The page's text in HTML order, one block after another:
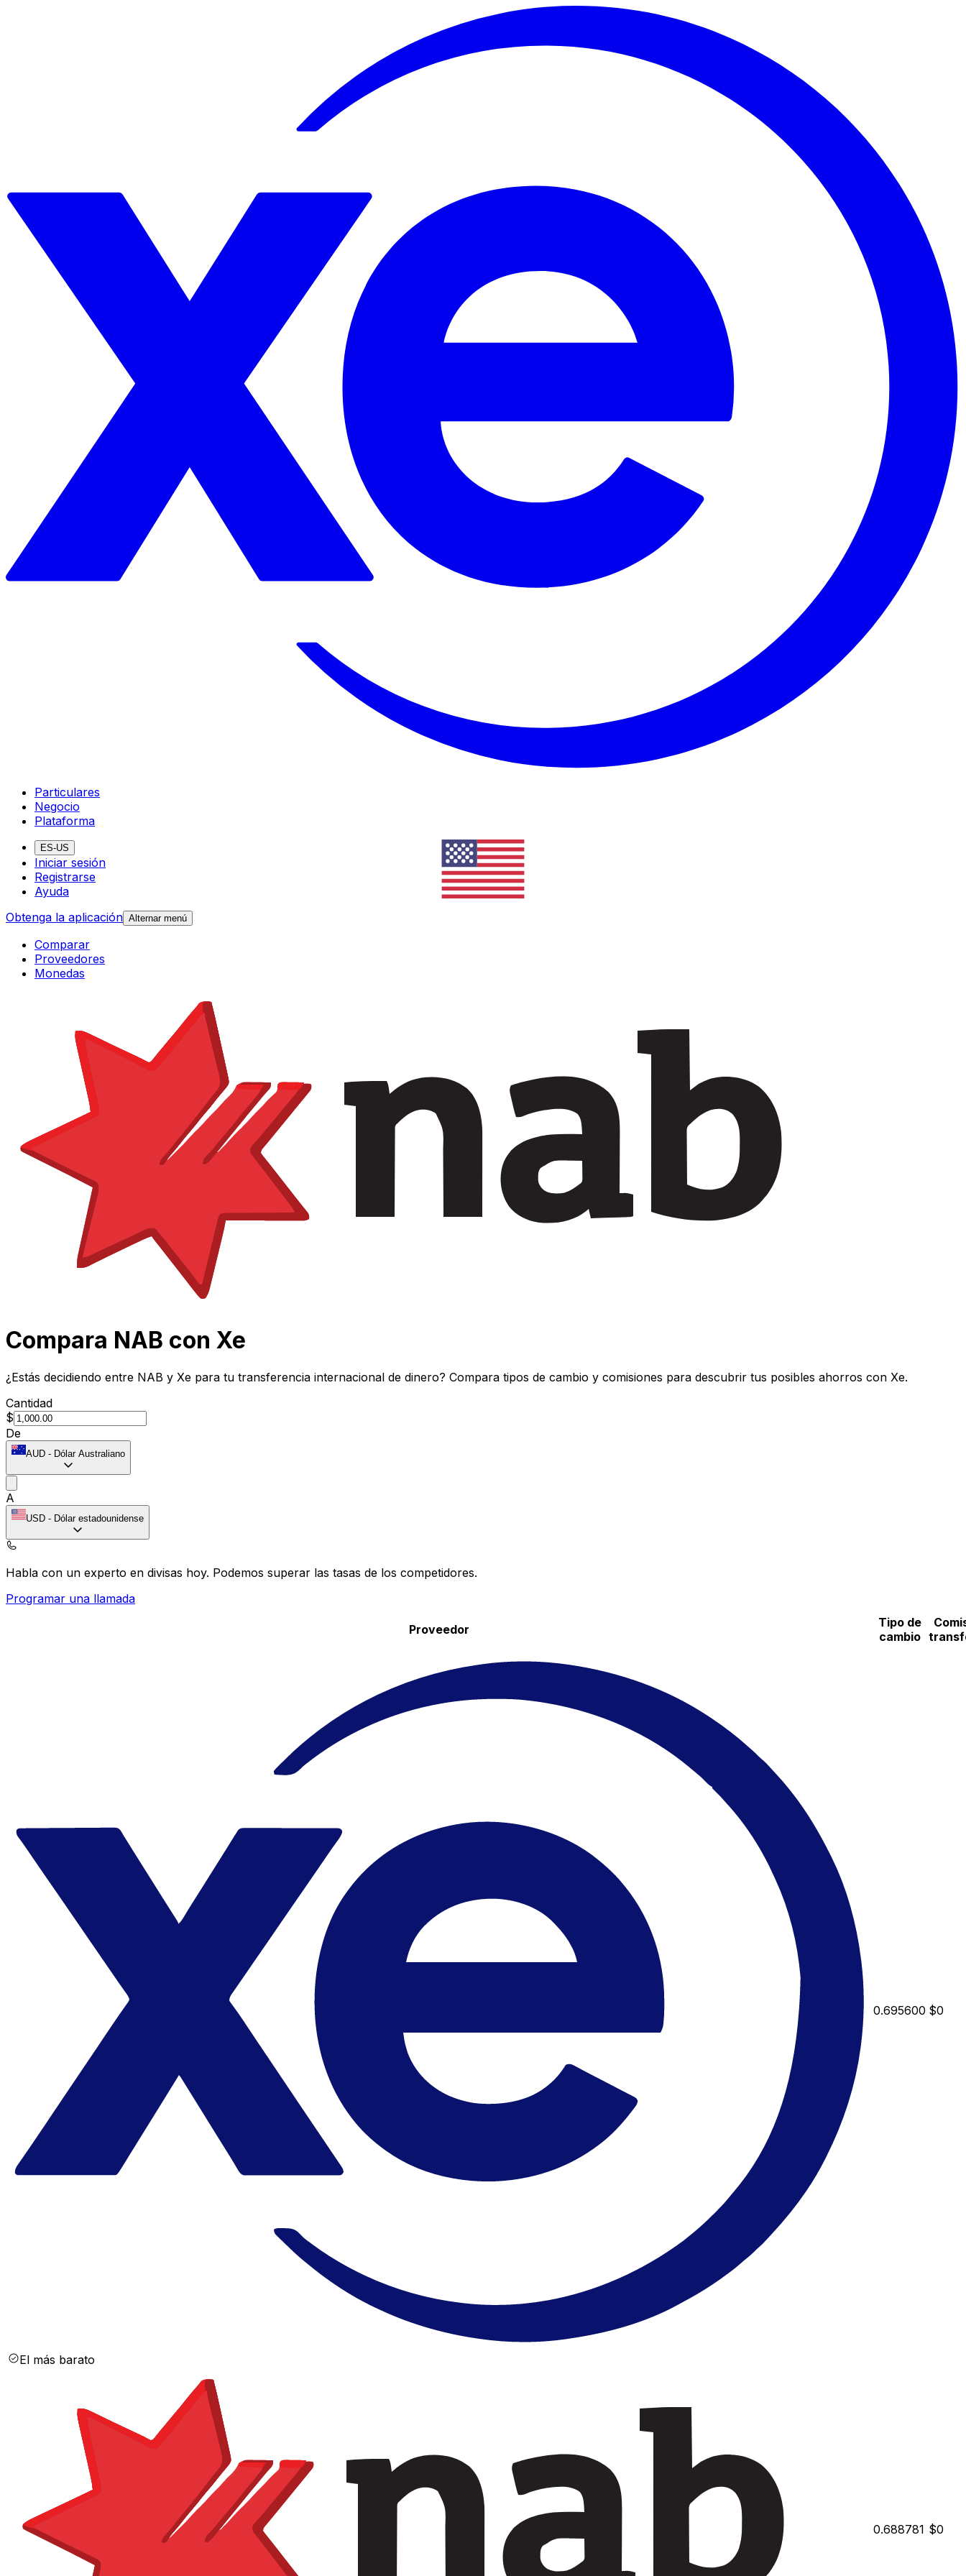
Particulares
Negocio
Plataforma
ES-US
Iniciar sesión
Registrarse
Ayuda
Obtenga la aplicación Alternar menú
Comparar
Proveedores
Monedas
Compara NAB con Xe
¿Estás decidiendo entre NAB y Xe para tu transferencia internacional de dinero? Compara tipos de cambio y comisiones para descubrir tus posibles ahorros con Xe.
Cantidad
$
De
AUD - Dólar Australiano
A
USD - Dólar estadounidense
Habla con un experto en divisas hoy. Podemos superar las tasas de los competidores.
Programar una llamada
Proveedor
Tipo de
cambio
El más barato
0.695600 $0
0.688781 $0